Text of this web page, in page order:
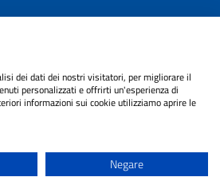
sito
SMART
dei dati dei nostri visitatori, per migliorare il
personalizzati e offrirti un'esperienza di
informazioni sui cookie utilizziamo aprire le
Negare